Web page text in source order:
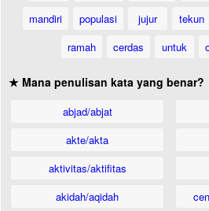
mandiri
populasi jujur tekun
ramah
cerdas untuk
★ Mana penulisan kata yang benar?
abjad/abjat
akte/akta
aktivitas/aktifitas
akidah/aqidah